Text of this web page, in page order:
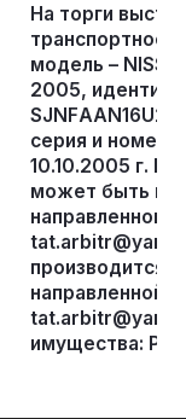
На торги
транспортное
модель –
2005,
серия и номер:
10.10.2005 г.
может быть
направленному
производится
направленной
имущества: